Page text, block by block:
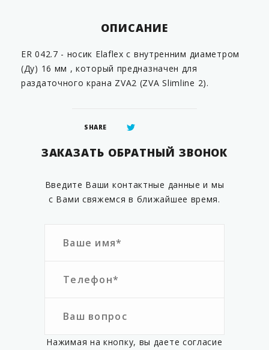
ОПИСАНИЕ
ER 042.7 - носик Elaflex с внутренним диаметром
(Ду) 16 мм , который предназначен для
раздаточного крана ZVA2 (ZVA Slimline 2).
SHARE
ЗАКАЗАТЬ ОБРАТНЫЙ ЗВОНОК
Введите Ваши контактные данные и мы
с Вами свяжемся в ближайшее время.
Нажимая на кнопку, вы даете согласие